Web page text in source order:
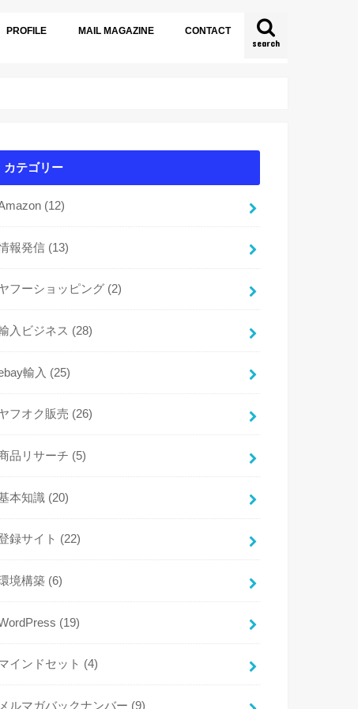
search
PROFILE MAIL MAGAZINE CONTACT
カテゴリー
(12)
報発信 (13)
フーショッピング (2)
入ビジネス (28)
輸入 (25)
フオク販売 (26)
品リサーチ (5)
本知識 (20)
録サイト (22)
境構築 (6)
(19)
インドセット (4)
メルマガバックナンバー (9)